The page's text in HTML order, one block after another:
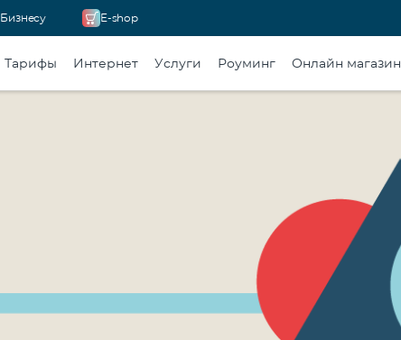
Бизнесу E-shop
Тарифы Интернет Услуги Роуминг Онлайн магазин